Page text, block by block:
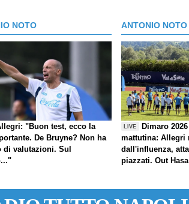
NOTO
"Buon test, ecco la
De Bruyne? Non ha
di valutazioni. Sul
ANTONIO NOTO
LIVE
Dimaro
mattutina: Allegri
dall'influenza,
piazzati. Out